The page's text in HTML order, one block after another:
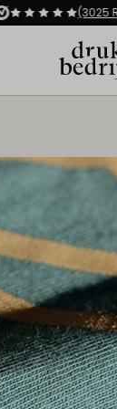
(3025